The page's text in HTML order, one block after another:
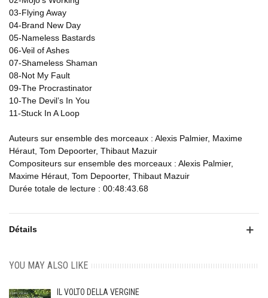
03-Flying Away
04-Brand New Day
05-Nameless Bastards
06-Veil of Ashes
07-Shameless Shaman
08-Not My Fault
09-The Procrastinator
10-The Devil’s In You
11-Stuck In A Loop
Auteurs sur ensemble des morceaux : Alexis Palmier, Maxime
Héraut, Tom Depoorter, Thibaut Mazuir
Compositeurs sur ensemble des morceaux : Alexis Palmier,
Maxime Héraut, Tom Depoorter, Thibaut Mazuir
Durée totale de lecture : 00:48:43.68
Détails
YOU MAY ALSO LIKE
IL VOLTO DELLA VERGINE